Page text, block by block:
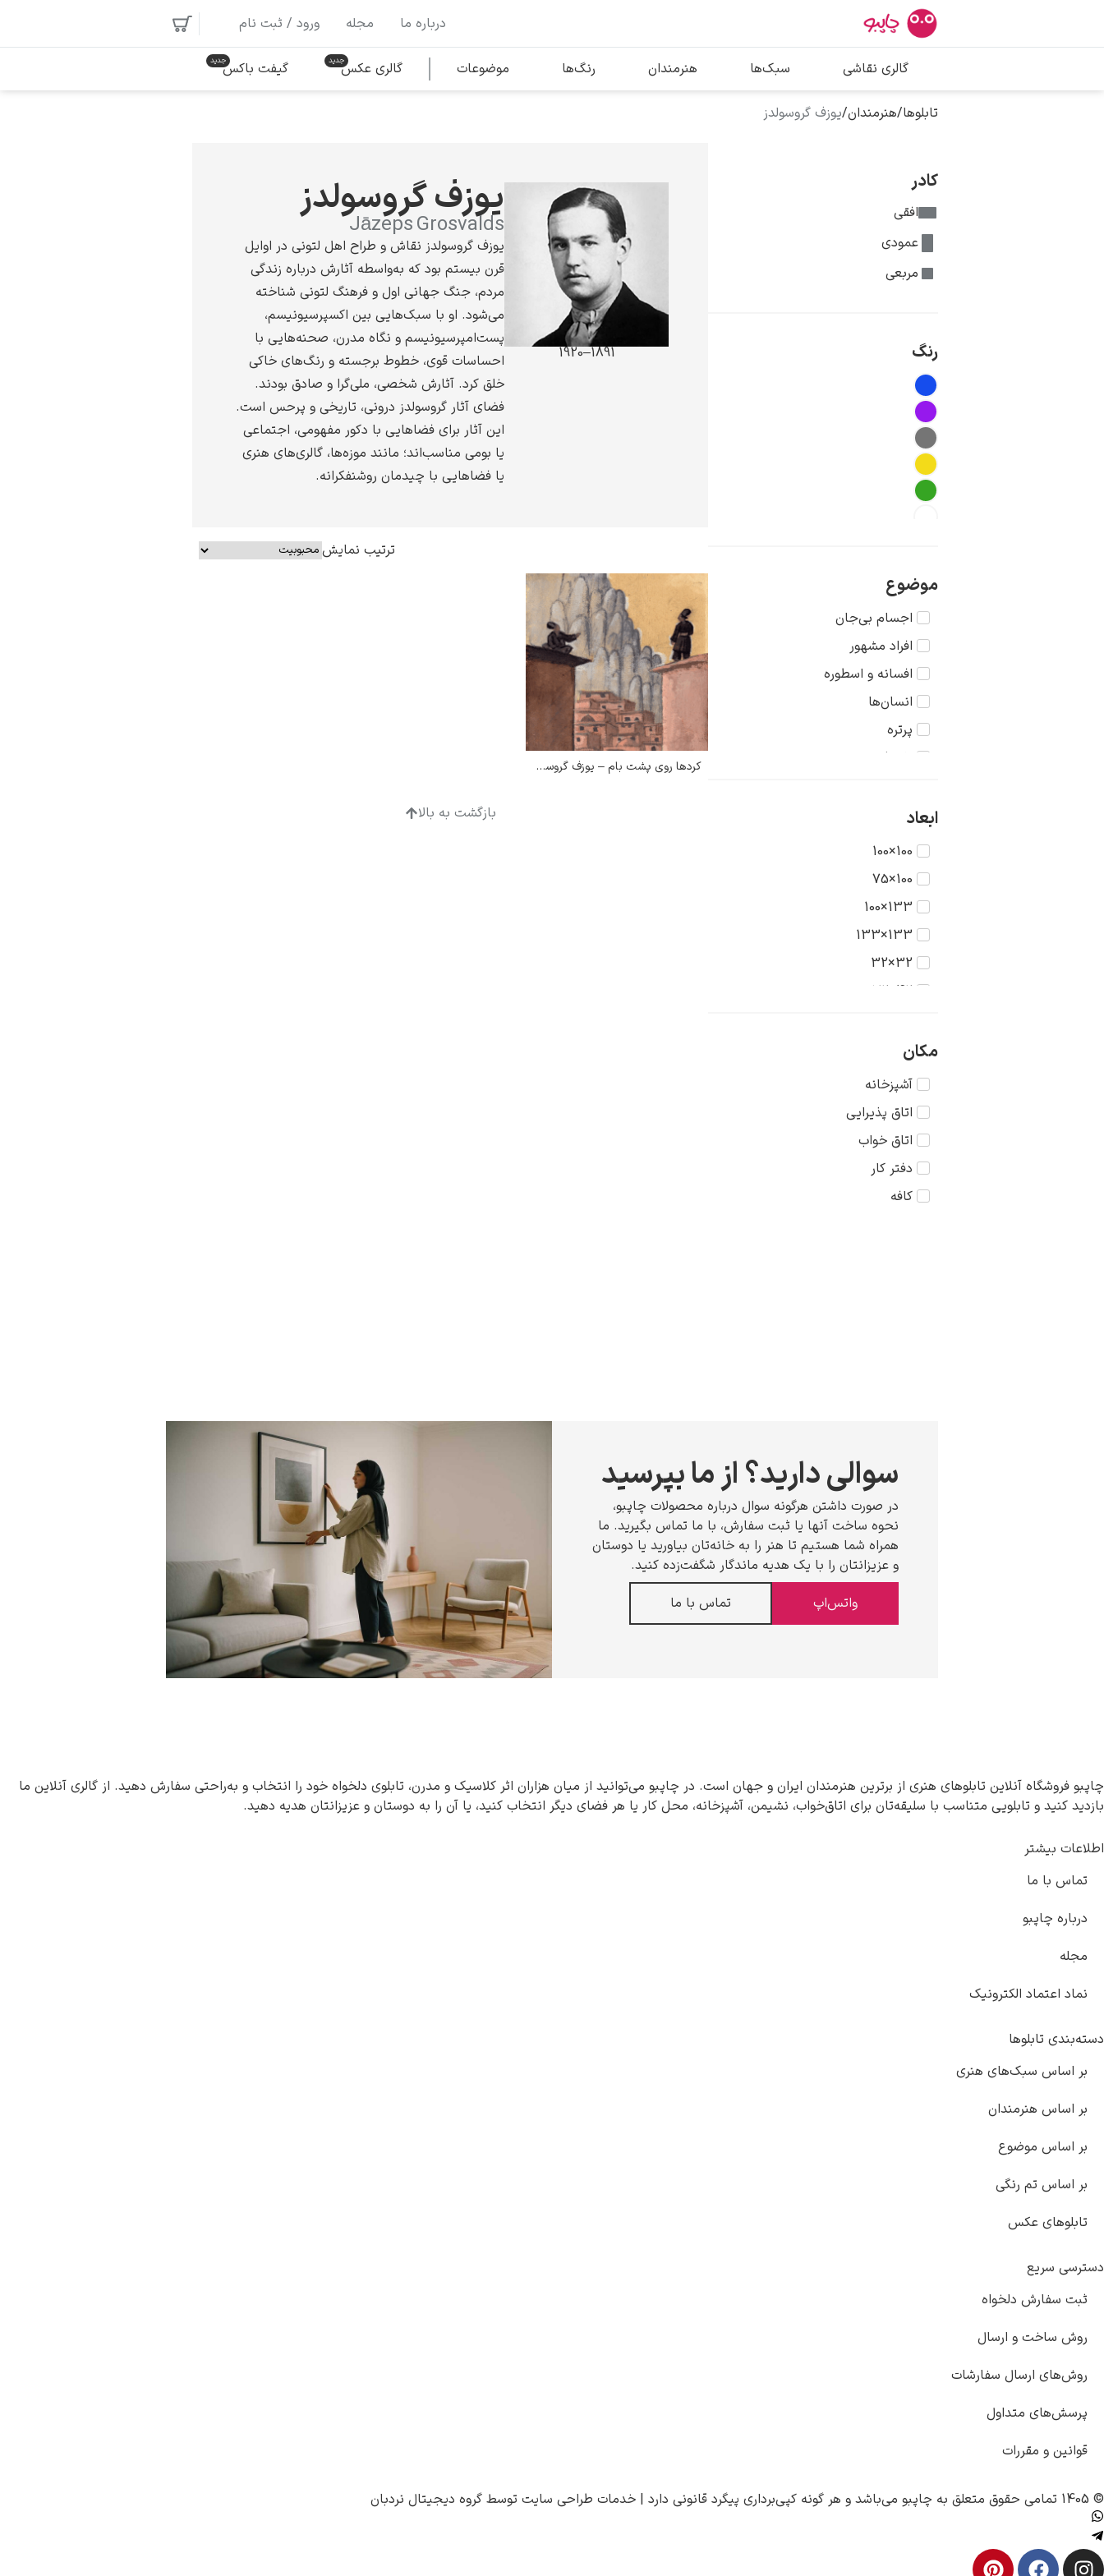
بیشترین جستجوها
پیکاسو
تابلو بوسه
محبوب‌ترین هنرمندان
کامی پیسارو
ادوارد هاپر
درباره ما مجله ورود / ثبت نام
گالری نقاشی سبک‌ها هنرمندان رنگ‌ها موضوعات گالری عکس گیفت باکس
تابلوها/هنرمندان/یوزف گروسولدز
کادر
افقی
عمودی
مربعی
رنگ
موضوع
اجسام بی‌جان
افراد مشهور
افسانه و اسطوره
انسان‌ها
پرتره
تاریخ
حیوانات
دریا
دورنما
دوشیزگان
رنگ‌ها
روستا
سکون
عشق
غرب وحشی
کودک
مذهبی
منظره
ابعاد
100×100
100×75
133×100
133×133
32×32
42×32
56×42
56×56
75×56
75×75
مکان
آشپزخانه
اتاق پذیرایی
اتاق خواب
دفتر کار
کافه
1891–1920
یوزف گروسولدز
Jāzeps Grosvalds
یوزف گروسولدز نقاش و طراح اهل لتونی در اوایل
قرن بیستم بود که به‌واسطه آثارش درباره زندگی
مردم، جنگ جهانی اول و فرهنگ لتونی شناخته
می‌شود. او با سبک‌هایی بین اکسپرسیونیسم،
پست‌امپرسیونیسم و نگاه مدرن، صحنه‌هایی با
احساسات قوی، خطوط برجسته و رنگ‌های خاکی
خلق کرد. آثارش شخصی، ملی‌گرا و صادق بودند.
فضای آثار گروسولدز درونی، تاریخی و پرحس است.
این آثار برای فضاهایی با دکور مفهومی، اجتماعی
یا بومی مناسب‌اند؛ مانند موزه‌ها، گالری‌های هنری
یا فضاهایی با چیدمان روشنفکرانه.
ترتیب نمایش
کردها روی پشت بام – یوزف گروسولدز
بازگشت به بالا
سوالی دارید؟ از ما بپرسید
در صورت داشتن هرگونه سوال درباره محصولات چاپبو،
نحوه ساخت آنها یا ثبت سفارش، با ما تماس بگیرید. ما
همراه شما هستیم تا هنر را به خانه‌تان بیاورید یا دوستان
و عزیزانتان را با یک هدیه ماندگار شگفت‌زده کنید.
واتس‌اپ
تماس با ما
چاپبو فروشگاه آنلاین تابلوهای هنری از برترین هنرمندان ایران و جهان است. در چاپبو می‌توانید از میان هزاران اثر کلاسیک و مدرن، تابلوی دلخواه خود را انتخاب و به‌راحتی سفارش دهید. از گالری آنلاین ما
بازدید کنید و تابلویی متناسب با سلیقه‌تان برای اتاق‌خواب، نشیمن، آشپزخانه، محل کار یا هر فضای دیگر انتخاب کنید، یا آن را به دوستان و عزیزانتان هدیه دهید.
اطلاعات بیشتر
تماس با ما
درباره چاپبو
مجله
نماد اعتماد الکترونیک
دسته‌بندی تابلوها
بر اساس سبک‌های هنری
بر اساس هنرمندان
بر اساس موضوع
بر اساس تم رنگی
تابلوهای عکس
دسترسی سریع
ثبت سفارش دلخواه
روش ساخت و ارسال
روش‌های ارسال سفارشات
پرسش‌های متداول
قوانین و مقررات
© 1405 تمامی حقوق متعلق به چاپبو می‌باشد و هر گونه کپی‌برداری پیگرد قانونی دارد | خدمات طراحی سایت توسط گروه دیجیتال نردبان